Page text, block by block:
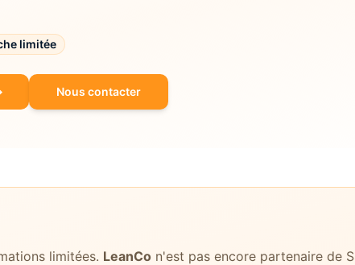
limitée
Nous contacter
limitées. LeanCo n'est pas encore partenaire de